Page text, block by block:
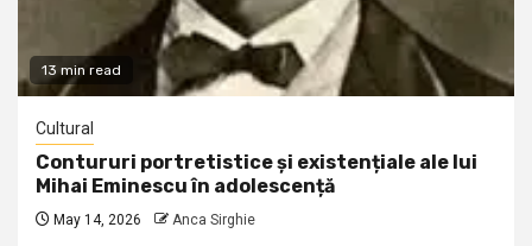
13 min read
Cultural
Contururi portretistice și existențiale ale lui
Mihai Eminescu în adolescență
May 14, 2026 Anca Sirghie